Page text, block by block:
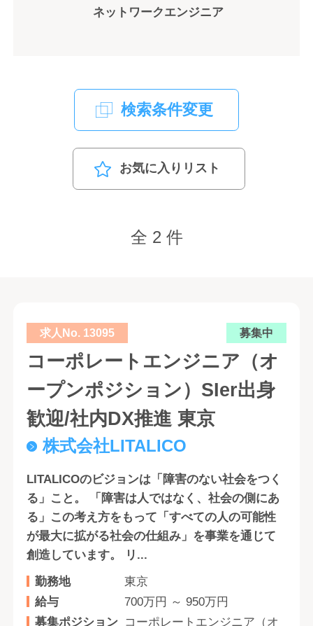
ネットワークエンジニア
検索条件変更
お気に入りリスト
全 2 件
求人No. 13095 募集中
コーポレートエンジニア（オ
ープンポジション）SIer出身
歓迎/社内DX推進 東京
株式会社LITALICO
LITALICOのビジョンは「障害のない社会をつく
る」こと。 「障害は人ではなく、社会の側にあ
る」この考え方をもって「すべての人の可能性
が最大に拡がる社会の仕組み」を事業を通じて
創造しています。 リ...
勤務地
東京
給与
700万円 ～ 950万円
募集ポジション コーポレートエンジニア（オ